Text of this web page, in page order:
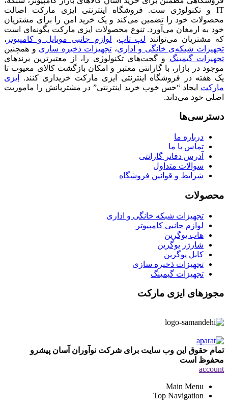
IT و تکنولوژی ست. فروشگاه اینترنتی ایزی مارکت اصالت
محصولات خود را تضمین می‌کند و یک خرید امن را برای مشتریان
خود به ارمغان می‌آورد. تنوع محصولات ایزی مارکت بگونه‌ای است
که مشتریان می‌توانند لپ تاپ، لوازم جانبی موبایل و کامپیوتر ،
تجهیزات شبکه‌ی خانگی و اداری، تجهیزات ذخیره سازی و همچنین
تجهیزات گیمینگ و گجت‌های تکنولوژی را، از معتبرترین برندهای
موجود در بازار، با گارانتی معتبر و امکان بازگشت کالای معیوب تا
یک هفته در فروشگاه اینترنتی ایزی مارکت خریداری کنند.
ایزی
مارکت ایجاد “حس خوب خرید اینترنتی” در مشتریانش را ماموریت
اصلی خود می‌داند.
دسترسی‌ها
درباره ما
تماس با ما
آدرس دفاتر گارانتی
سوالات متداول
شرایط و قوانین فروشگاه
محصولات
تجهیزات شبکه خانگی و اداری
لوازم جانبی کامپیوتر
هاب یوگرین
شارژر یوگرین
کابل یوگرین
تجهیزات ذخیره سازی
تجهیزات گیمینگ
مجوزهای ایزی مارکت
تمام حقوق این وب سایت برای شرکت نوآوران آسان پیشرو
محفوظ است
account
Main Menu
Top Navigation